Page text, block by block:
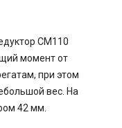
CM110
момент от
при этом
вес. На
42 мм.